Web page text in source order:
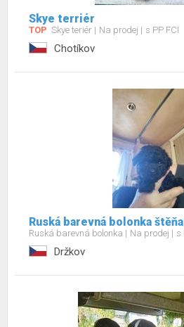
Skye terriér
TOP Skye teriér Na prodej s PP FCI
Chotíkov
Ruská barevná bolonka
Ruská barevná bolonka Na prodej s
Držkov